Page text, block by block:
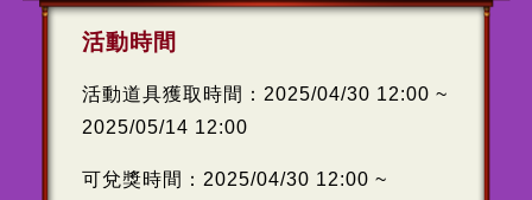
活動時間
活動道具獲取時間：2025/04/30 12:00 ~
2025/05/14 12:00
可兌獎時間：2025/04/30 12:00 ~